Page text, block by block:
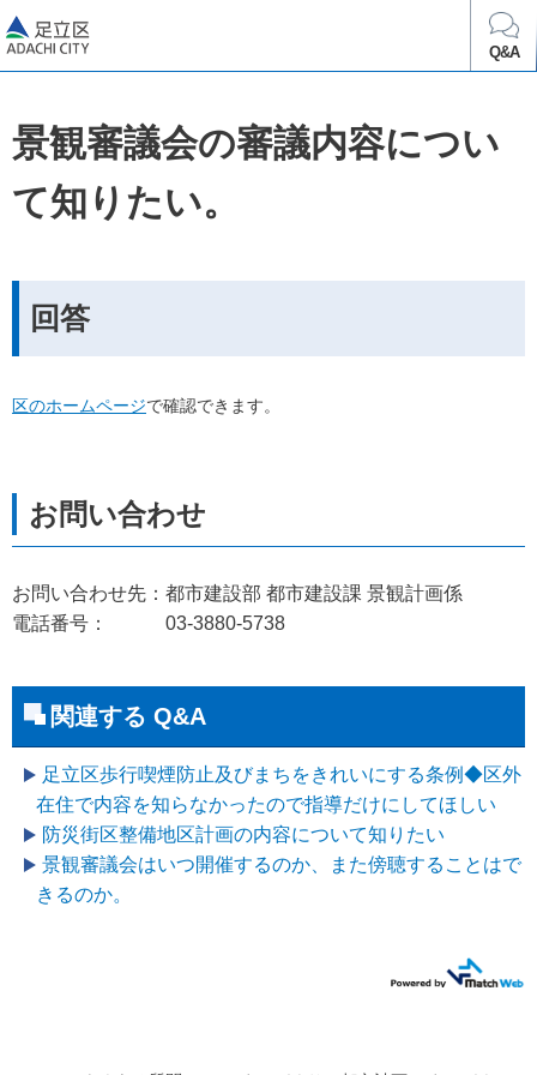
Q&A
景観審議会の審議内容につい
て知りたい。
回答
区のホームページで確認できます。
お問い合わせ先：都市建設部 都市建設課 景観計画係
電話番号： 03-3880-5738
関連する Q&A
足立区歩行喫煙防止及びまちをきれいにする条例◆区外
在住で内容を知らなかったので指導だけにしてほしい
防災街区整備地区計画の内容について知りたい
景観審議会はいつ開催するのか、また傍聴することはで
きるのか。